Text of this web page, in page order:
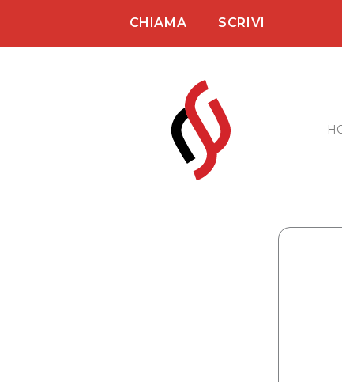
contenuto
CHIAMA SCRIVI